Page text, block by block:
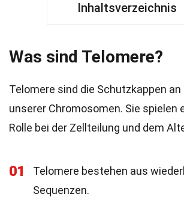
Inhaltsverzeichnis
Was sind Telomere?
Telomere sind die Schutzkappen an
unserer Chromosomen. Sie spielen
Rolle bei der Zellteilung und dem
01
Telomere bestehen aus
Sequenzen.